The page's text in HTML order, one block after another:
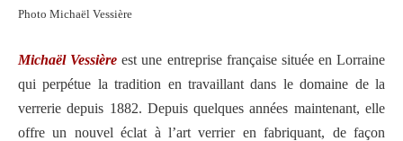
Photo Michaël Vessière
Michaël Vessière est une entreprise française située en Lorraine
qui perpétue la tradition en travaillant dans le domaine de la
verrerie depuis 1882. Depuis quelques années maintenant, elle
offre un nouvel éclat à l’art verrier en fabriquant, de façon